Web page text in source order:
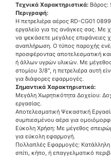
Τεχνικά Χαρακτηριστικά: Βάρος:
Περιγραφή:
Η πετρελιέρα αέρος RD-CG01
εργαλείο για τις ανάγκες σας. Με
να ψεκάσετε μεγάλες επιφάνειες
αναπλήρωση. Ο τύπος παροχής
προσφέροντας αποτελεσματική
ή άλλων υγρών υλικών. Με
στομίου 3/8″, η πετρελιέρα αυτή
για διάφορες εφαρμογές.
Σημαντικά Χαρακτηριστικά:
Μεγάλη Χωρητικότητα Δοχείου:
εργασίας.
Αποτελεσματική Ψεκαστική
συμπιεσμένου αέρα για
Εύκολη Χρήση: Με μέγεθος
για εύκολη εφαρμογή.
Πολλαπλές Εφαρμογές: Κατάλληλη
σπίτι, κήπο, ή επαγγελματικό